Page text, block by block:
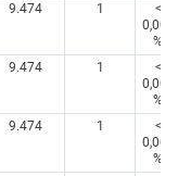
9.474 1
<
0,005
%
9.474 1
<
0,005
%
9.474 1
<
0,005
%